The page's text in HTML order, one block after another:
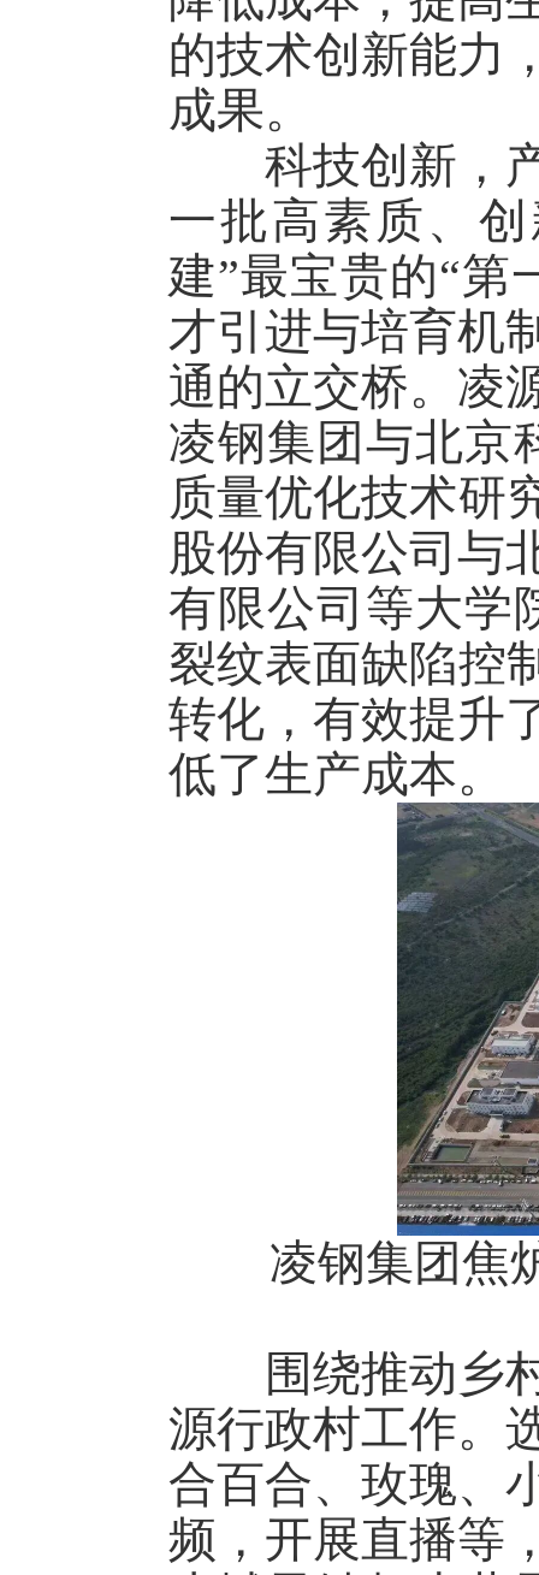
的技术创新能力
成果。
科技创新，产
一批高素质、
建”最宝贵的“第
才引进与培育机
通的立交桥。凌
凌钢集团与北京
质量优化技术研
股份有限公司与
有限公司等大学
裂纹表面缺陷控
转化，有效提升
低了生产成本。
凌钢集团焦炉
围绕推动乡村
源行政村工作。
合百合、玫瑰、
频，开展直播等